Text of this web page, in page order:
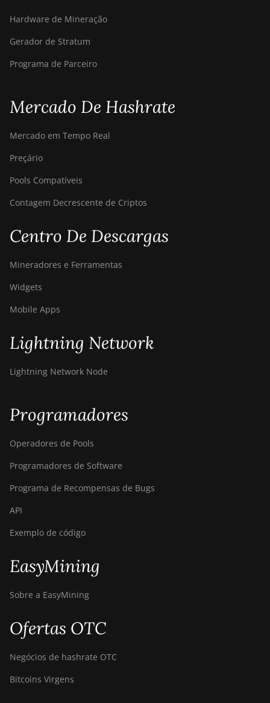
S21 XP Hyd (473Th)
BITMAIN AntMiner
(300Th)
S21 XP+ Hyd
(500Th)
BITMAIN AntMiner
S21+ Hyd (319Th)
BITMAIN AntMiner
(430Th)
S21e XP Hyd 3U
S21j XP Hyd
BITMAIN AntMiner
BITMAIN AntMiner
S9j
BITMAIN AntMiner
T15
BITMAIN AntMiner
T17
BITMAIN AntMiner
BITMAIN AntMiner
T9+
Hardware de Mineração
Gerador de Stratum
Programa de Parceiro
Mercado De Hashrate
Mercado em Tempo Real
Preçário
Pools Compatíveis
Contagem Decrescente de Criptos
Centro De Descargas
Mineradores e Ferramentas
Widgets
Mobile Apps
Lightning Network
Lightning Network Node
Programadores
Operadores de Pools
Programadores de Software
Programa de Recompensas de Bugs
API
Exemplo de código
EasyMining
Sobre a EasyMining
Ofertas OTC
Negócios de hashrate OTC
Bitcoins Virgens